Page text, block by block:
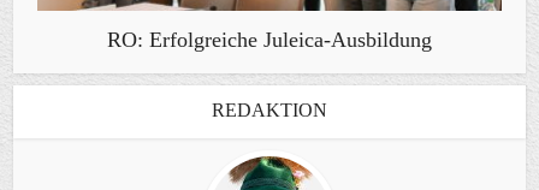
RO: Erfolgreiche Juleica-Ausbildung
REDAKTION